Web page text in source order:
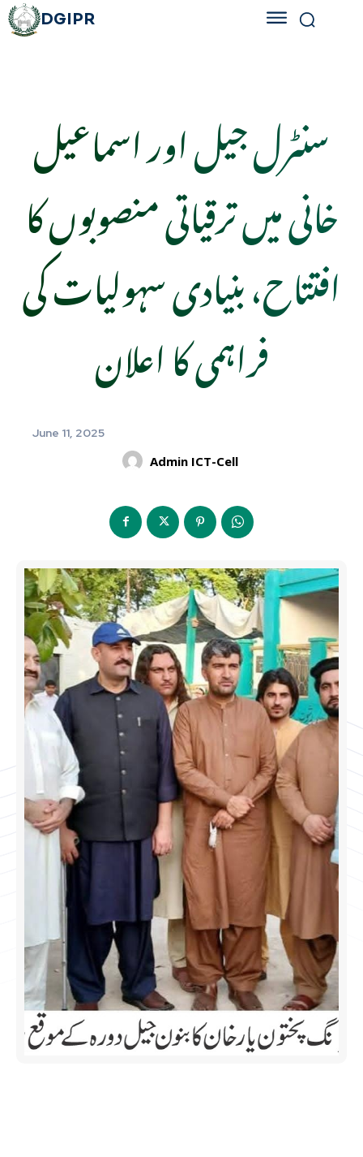
DGIPR
سنٹرل جیل اور اسماعیل
خانی میں ترقیاتی منصوبوں کا
افتتاح، بنیادی سہولیات کی
فراہمی کا اعلان
June 11, 2025
Admin ICT-Cell